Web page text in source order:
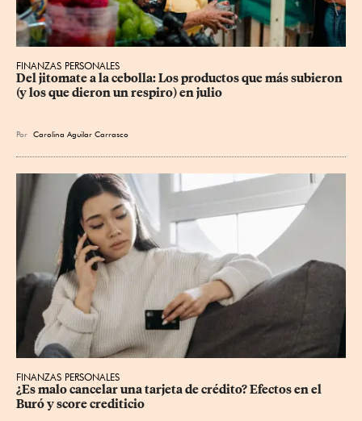
FINANZAS PERSONALES
Del jitomate a la cebolla: Los productos que más subieron
(y los que dieron un respiro) en julio
Por Carolina Aguilar Carrasco
FINANZAS PERSONALES
¿Es malo cancelar una tarjeta de crédito? Efectos en el
Buró y score crediticio